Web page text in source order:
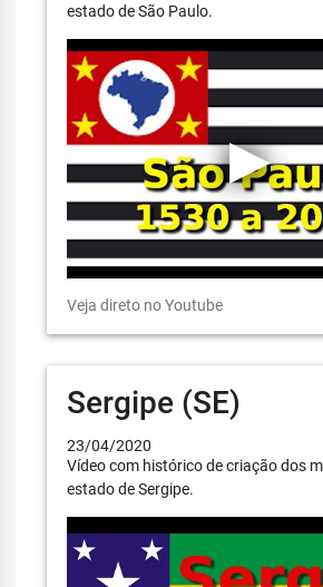
estado de São Paulo.
Veja direto no Youtube
Sergipe (SE)
23/04/2020
Vídeo com histórico de criação dos
estado de Sergipe.